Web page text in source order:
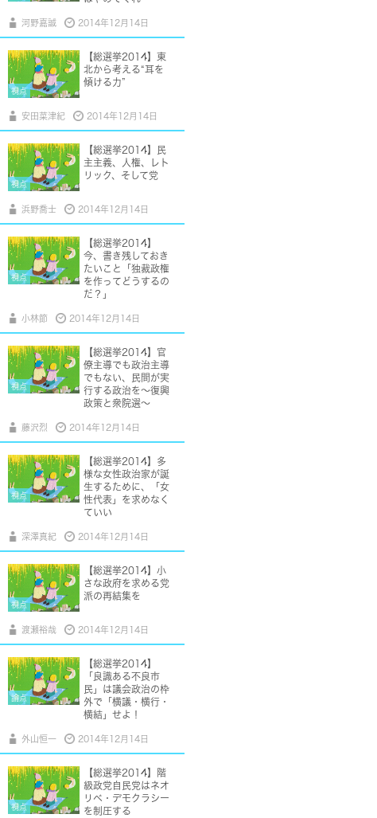
河野嘉誠 2014年12月14日
視点
【総選挙2014】東
北から考える“耳を
傾ける力”
安田菜津紀 2014年12月14日
視点
【総選挙2014】民
主主義、人権、レト
リック、そして党
浜野喬士 2014年12月14日
視点
【総選挙2014】
今、書き残しておき
たいこと「独裁政権
を作ってどうするの
だ？」
小林節 2014年12月14日
視点
【総選挙2014】官
僚主導でも政治主導
でもない、民間が実
行する政治を〜復興
政策と衆院選〜
藤沢烈 2014年12月14日
視点
【総選挙2014】多
様な女性政治家が誕
生するために、「女
性代表」を求めなく
ていい
深澤真紀 2014年12月14日
視点
【総選挙2014】小
さな政府を求める党
派の再結集を
渡瀬裕哉 2014年12月14日
論点
【総選挙2014】
「良識ある不良市
民」は議会政治の枠
外で「横議・横行・
横結」せよ！
外山恒一 2014年12月14日
視点
【総選挙2014】階
級政党自民党はネオ
リベ・デモクラシー
を制圧する